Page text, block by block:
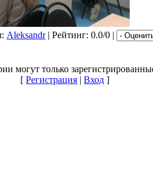
Aleksandr| Рейтинг: 0.0/0 |
могут только
[Регистрация |Вход ]